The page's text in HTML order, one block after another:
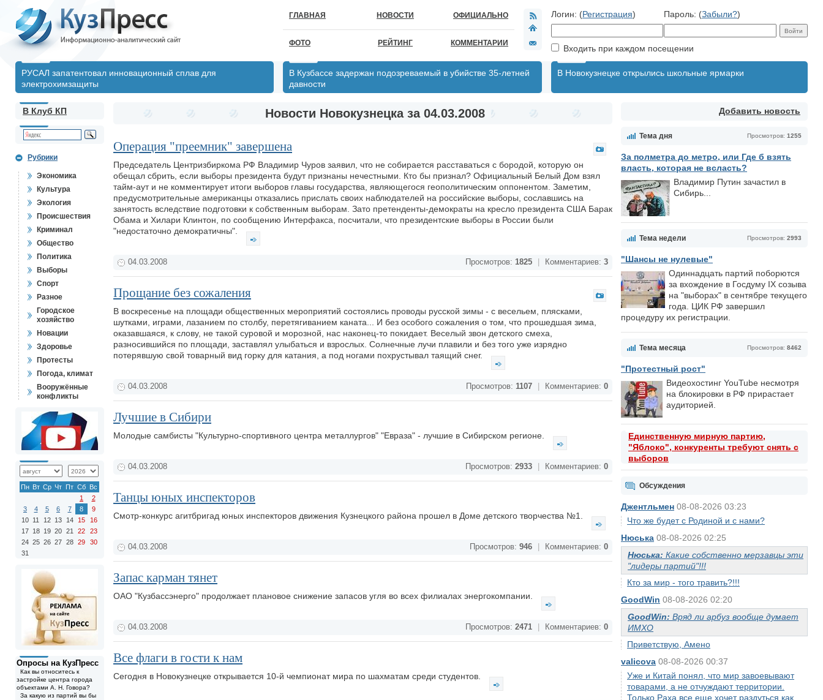
ГЛАВНАЯ НОВОСТИ ОФИЦИАЛЬНО
ФОТО РЕЙТИНГ КОММЕНТАРИИ
Логин: (Регистрация) Пароль: (Забыли?)
Входить при каждом посещении
РУСАЛ запатентовал инновационный сплав для
электрохимзащиты
В Кузбассе задержан подозреваемый в убийстве 35-летней
давности
В Новокузнецке открылись школьные ярмарки
Добавить новость
Просмотров: 1255
Тема дня
За полметра до метро, или Где б взять
власть, которая не всласть?
Владимир Путин зачастил в
Сибирь...
Просмотров: 2993
Тема недели
"Шансы не нулевые"
Одиннадцать партий поборются
за вхождение в Госдуму IX созыва
на "выборах" в сентябре текущего
года. ЦИК РФ завершил
процедуру их регистрации.
Просмотров: 8462
Тема месяца
"Протестный рост"
Видеохостинг YouTube несмотря
на блокировки в РФ прирастает
аудиторией.
Единственную мирную партию,
"Яблоко", конкуренты требуют снять с
выборов
Обсуждения
Джентльмен 08-08-2026 03:23
Что же будет с Родиной и с нами?
Нюська 08-08-2026 02:25
Нюська: Какие собственно мерзавцы эти
"лидеры партий"!!!
Кто за мир - того травить?!!!
GoodWin 08-08-2026 02:20
GoodWin: Вряд ли арбуз вообще думает
ИМХО
Приветствую, Амено
valicova 08-08-2026 00:37
Уже и Китай понял, что мир завоевывают
товарами, а не отчуждают территории.
Только Раха все еще хочет раздуться как
В Клуб КП
Рубрики
Экономика
Культура
Экология
Происшествия
Криминал
Общество
Политика
Выборы
Спорт
Разное
Городское
хозяйство
Новации
Здоровье
Протесты
Погода, климат
Вооружённые
конфликты
Пн Вт Ср Чт Пт Сб Вс
1
2
3
4 5 6 7 8
9
10 11 12 13 14 15
16
17 18 19 20 21 22
23
24 25 26 27 28 29
30
31
Опросы на КузПресс
Как вы относитесь к
застройке центра города
объектами А. Н. Говора?
За какую из партий вы бы
Новости Новокузнецка за 04.03.2008
Операция "преемник" завершена
Председатель Центризбиркома РФ Владимир Чуров заявил, что не собирается расставаться с бородой, которую он
обещал сбрить, если выборы президента будут признаны нечестными. Кто бы признал? Официальный Белый Дом взял
тайм-аут и не комментирует итоги выборов главы государства, являющегося геополитическим оппонентом. Заметим,
предусмотрительные американцы отказались прислать своих наблюдателей на российские выборы, сославшись на
занятость вследствие подготовки к собственным выборам. Зато претенденты-демократы на кресло президента США Барак
Обама и Хилари Клинтон, по сообщению Интерфакса, посчитали, что президентские выборы в России были
"недостаточно демократичны".
04.03.2008 Просмотров: 1825 Комментариев: 3
Прощание без сожаления
В воскресенье на площади общественных мероприятий состоялись проводы русской зимы - с весельем, плясками,
шутками, играми, лазанием по столбу, перетягиванием каната... И без особого сожаления о том, что прошедшая зима,
оказавшаяся, к слову, не такой суровой и морозной, нас наконец-то покидает. Веселый звон детского смеха,
разносившийся по площади, заставлял улыбаться и взрослых. Солнечные лучи плавили и без того уже изрядно
потерявшую свой товарный вид горку для катания, а под ногами похрустывал таящий снег.
04.03.2008 Просмотров: 1107 Комментариев: 0
Лучшие в Сибири
Молодые самбисты "Культурно-спортивного центра металлургов" "Евраза" - лучшие в Сибирском регионе.
04.03.2008 Просмотров: 2933 Комментариев: 0
Танцы юных инспекторов
Смотр-конкурс агитбригад юных инспекторов движения Кузнецкого района прошел в Доме детского творчества №1.
04.03.2008 Просмотров: 946 Комментариев: 0
Запас карман тянет
ОАО "Кузбассэнерго" продолжает плановое снижение запасов угля во всех филиалах энергокомпании.
04.03.2008 Просмотров: 2471 Комментариев: 0
Все флаги в гости к нам
Сегодня в Новокузнецке открывается 10-й чемпионат мира по шахматам среди студентов.